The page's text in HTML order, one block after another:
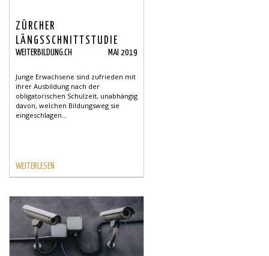
ZÜRCHER
LÄNGSSCHNITTSTUDIE
NACHOBLIGATORISCHEN
WEITERBILDUNG.CH MAI 2019
Junge Erwachsene sind zufrieden mit
ihrer Ausbildung nach der
obligatorischen Schulzeit, unabhängig
davon, welchen Bildungsweg sie
eingeschlagen...
WEITERLESEN